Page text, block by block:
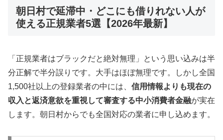
朝日村で延滞中・どこにも借りれない人が
使える正規業者5選【2026年最新】
「正規業者はブラックだと絶対無理」という思い込みは半
分正解で半分誤りです。大手はほぼ無理です。しかし全国
1,500社以上の登録業者の中には、 信用情報よりも現在の
収入と返済意欲を重視して審査する中小消費者金融が実在
します。朝日村からでも全国対応の業者に申し込めます。